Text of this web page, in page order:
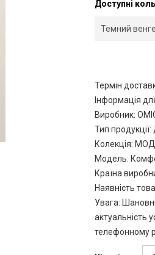
Доступні
Термін
Інформація
Виробник:
Тип продукції:
Колекція:
Модель:
Країна
Наявність
Увага:
актуальність
телефонному